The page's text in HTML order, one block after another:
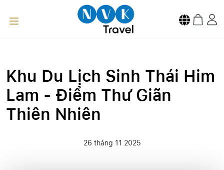
Khu Du Lịch Sinh Thái Him
Lam - Điểm Thư Giãn
Thiên Nhiên
26 tháng 11 2025